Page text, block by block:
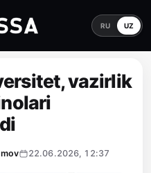
RU UZ
vazirlik
22.06.2026, 12:37